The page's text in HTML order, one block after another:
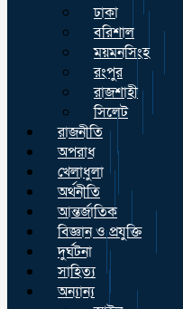
ঢাকা
বরিশাল
ময়মনসিংহ
রংপুর
রাজশাহী
সিলেট
রাজনীতি
অপরাধ
খেলাধুলা
অর্থনীতি
আন্তর্জাতিক
বিজ্ঞান ও প্রযুক্তি
দুর্ঘটনা
সাহিত্য
অন্যান্য